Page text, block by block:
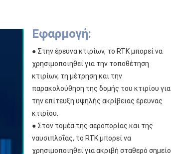
Εφαρμογή:
● Στην έρευνα κτιρίων, το RTK μπορεί να
χρησιμοποιηθεί για την τοποθέτηση
κτιρίων, τη μέτρηση και την
παρακολούθηση της δομής του κτιρίου για
την επίτευξη υψηλής ακρίβειας έρευνας
κτιρίου.
● Στον τομέα της αεροπορίας και της
ναυσιπλοΐας, το RTK μπορεί να
χρησιμοποιηθεί για ακριβή σταθερό σημείο